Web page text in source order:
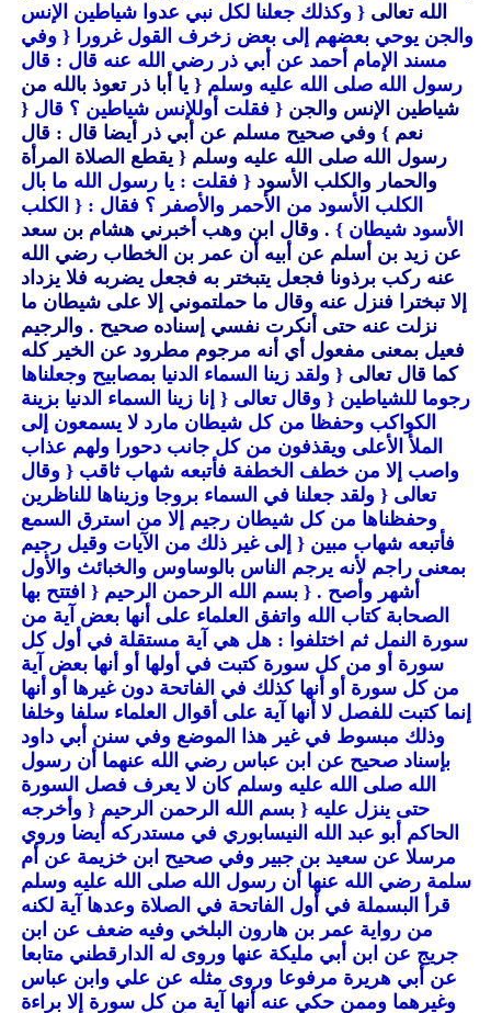
الله تعالى { وكذلك جعلنا لكل نبي عدوا شياطين الإنس
والجن يوحي بعضهم إلى بعض زخرف القول غرورا
{ وفي
مسند الإمام أحمد عن أبي ذر رضي الله عنه قال : قال
رسول الله صلى الله عليه وسلم { يا أبا ذر تعوذ بالله من
شياطين الإنس والجن { فقلت أوللإنس شياطين ؟ قال {
نعم } وفي صحيح مسلم عن أبي ذر أيضا قال : قال
رسول الله صلى الله عليه وسلم { يقطع الصلاة المرأة
والحمار والكلب الأسود { فقلت : يا رسول الله ما بال
الكلب الأسود من الأحمر والأصفر ؟ فقال : { الكلب
الأسود شيطان } . وقال ابن وهب أخبرني هشام بن سعد
عن زيد بن أسلم عن أبيه أن عمر بن الخطاب رضي الله
عنه ركب برذونا فجعل يتبختر به فجعل يضربه فلا يزداد
إلا تبخترا فنزل عنه وقال ما حملتموني إلا على شيطان ما
نزلت عنه حتى أنكرت نفسي إسناده صحيح . والرجيم
فعيل بمعنى مفعول أي أنه مرجوم مطرود عن الخير كله
كما قال تعالى { ولقد زينا السماء الدنيا بمصابيح وجعلناها
رجوما للشياطين { وقال تعالى { إنا زينا السماء الدنيا بزينة
الكواكب وحفظا من كل شيطان مارد لا يسمعون إلى
الملأ الأعلى ويقذفون من كل جانب دحورا ولهم عذاب
واصب إلا من خطف الخطفة فأتبعه شهاب ثاقب { وقال
تعالى { ولقد جعلنا في السماء بروجا وزيناها للناظرين
وحفظناها من كل شيطان رجيم إلا من استرق السمع
فأتبعه شهاب مبين { إلى غير ذلك من الآيات وقيل رجيم
بمعنى راجم لأنه يرجم الناس بالوساوس والخبائث والأول
أشهر وأصح . { بسم الله الرحمن الرحيم { افتتح بها
الصحابة كتاب الله واتفق العلماء على أنها بعض آية من
سورة النمل ثم اختلفوا : هل هي آية مستقلة في أول كل
سورة أو من كل سورة كتبت في أولها أو أنها بعض آية
من كل سورة أو أنها كذلك في الفاتحة دون غيرها أو أنها
إنما كتبت للفصل لا أنها آية على أقوال العلماء سلفا وخلفا
وذلك مبسوط في غير هذا الموضع وفي سنن أبي داود
بإسناد صحيح عن ابن عباس رضي الله عنهما أن رسول
الله صلى الله عليه وسلم كان لا يعرف فصل السورة
حتى ينزل عليه { بسم الله الرحمن الرحيم { وأخرجه
الحاكم أبو عبد الله النيسابوري في مستدركه أيضا وروي
مرسلا عن سعيد بن جبير وفي صحيح ابن خزيمة عن أم
سلمة رضي الله عنها أن رسول الله صلى الله عليه وسلم
قرأ البسملة في أول الفاتحة في الصلاة وعدها آية لكنه
من رواية عمر بن هارون البلخي وفيه ضعف عن ابن
جريج عن ابن أبي مليكة عنها وروى له الدارقطني متابعا
عن أبي هريرة مرفوعا وروى مثله عن علي وابن عباس
وغيرهما وممن حكي عنه أنها آية من كل سورة إلا براءة